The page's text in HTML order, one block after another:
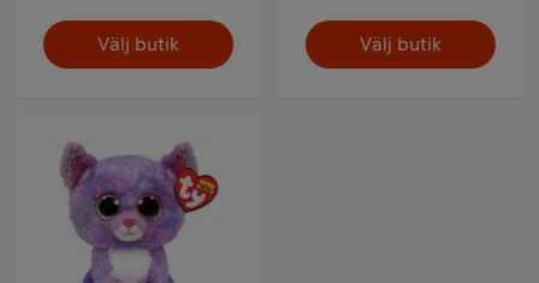
Välj butik Välj butik